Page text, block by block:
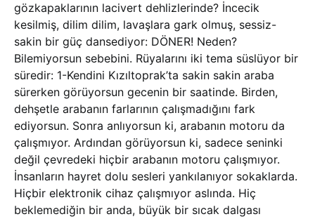
gözkapaklarının lacivert dehlizlerinde? İncecik
kesilmiş, dilim dilim, lavaşlara gark olmuş, sessiz-
sakin bir güç dansediyor: DÖNER! Neden?
Bilemiyorsun sebebini. Rüyalarını iki tema süslüyor bir
süredir: 1-Kendini Kızıltoprak’ta sakin sakin araba
sürerken görüyorsun gecenin bir saatinde. Birden,
dehşetle arabanın farlarının çalışmadığını fark
ediyorsun. Sonra anlıyorsun ki, arabanın motoru da
çalışmıyor. Ardından görüyorsun ki, sadece seninki
değil çevredeki hiçbir arabanın motoru çalışmıyor.
İnsanların hayret dolu sesleri yankılanıyor sokaklarda.
Hiçbir elektronik cihaz çalışmıyor aslında. Hiç
beklemediğin bir anda, büyük bir sıcak dalgası